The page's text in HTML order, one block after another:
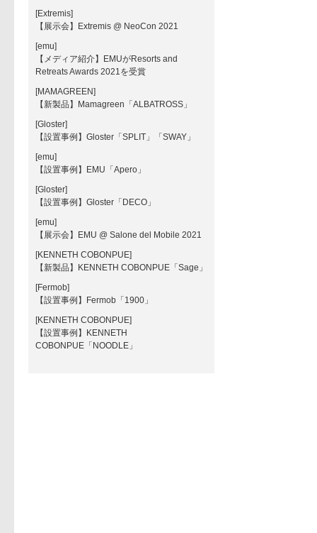
[Extremis]
【展示会】Extremis @ NeoCon 2021
[emu]
【メディア紹介】EMUがResorts and
Retreats Awards 2021を受賞
[MAMAGREEN]
【新製品】Mamagreen「ALBATROSS」
[Gloster]
【設置事例】Gloster「SPLIT」「SWAY」
[emu]
【設置事例】EMU「Apero」
[Gloster]
【設置事例】Gloster「DECO」
[emu]
【展示会】EMU @ Salone del Mobile 2021
[KENNETH COBONPUE]
【新製品】KENNETH COBONPUE「Sage」
[Fermob]
【設置事例】Fermob「1900」
[KENNETH COBONPUE]
【設置事例】KENNETH
COBONPUE「NOODLE」